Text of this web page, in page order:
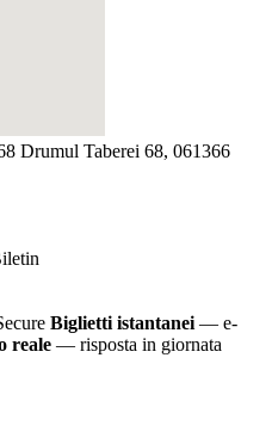
Drumul Taberei 68, 061366
Biglietti istantanei — e-
reale — risposta in giornata